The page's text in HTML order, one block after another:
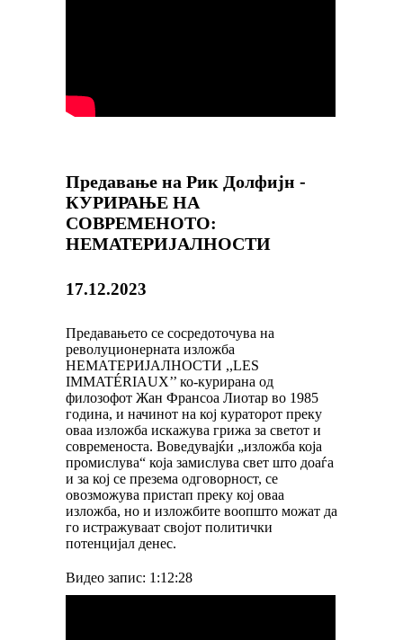
Предавање на Рик Долфијн -
КУРИРАЊЕ НА
СОВРЕМЕНОТО:
НЕМАТЕРИЈАЛНОСТИ
17.12.2023
Предавањето се сосредоточува на
револуционерната изложба
НЕМАТЕРИЈАЛНОСТИ ,,LES
IMMATÉRIAUX’’ ко-курирана од
филозофот Жан Франсоа Лиотар во 1985
година, и начинот на кој кураторот преку
оваа изложба искажува грижа за светот и
современоста. Воведувајќи „изложба која
промислува“ која замислува свет што доаѓа
и за кој се презема одговорност, се
овозможува пристап преку кој оваа
изложба, но и изложбите воопшто можат да
го истражуваат својот политички
потенцијал денес.
Видео запис: 1:12:28